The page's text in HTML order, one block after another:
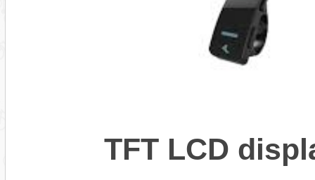
TFT LCD